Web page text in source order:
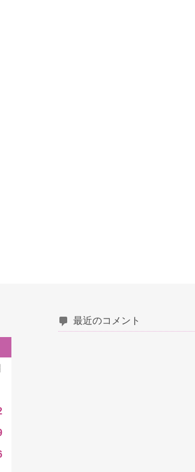
最近のコメント